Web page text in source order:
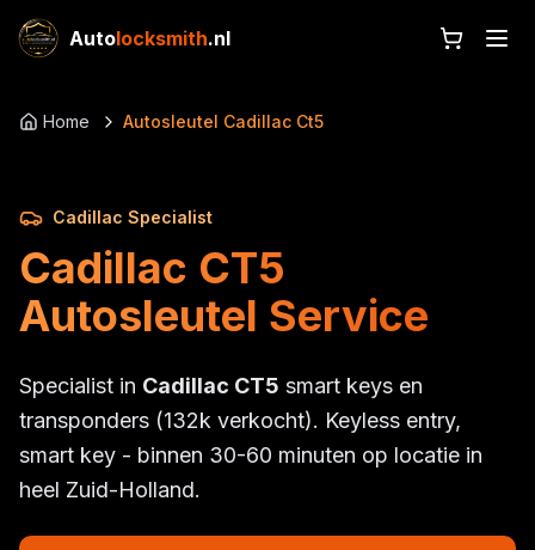
Autolocksmith.nl
Home Autosleutel Cadillac Ct5
Cadillac Specialist
Cadillac CT5
Autosleutel Service
Specialist in Cadillac CT5 smart keys en
transponders (132k verkocht). Keyless entry,
smart key - binnen 30-60 minuten op locatie in
heel Zuid-Holland.